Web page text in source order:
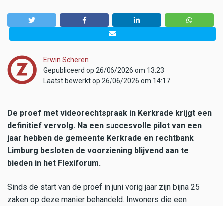
Erwin Scheren
Gepubliceerd op 26/06/2026 om 13:23
Laatst bewerkt op 26/06/2026 om 14:17
De proef met videorechtspraak in Kerkrade krijgt een
definitief vervolg. Na een succesvolle pilot van een
jaar hebben de gemeente Kerkrade en rechtbank
Limburg besloten de voorziening blijvend aan te
bieden in het Flexiforum.
Sinds de start van de proef in juni vorig jaar zijn bijna 25
zaken op deze manier behandeld. Inwoners die een